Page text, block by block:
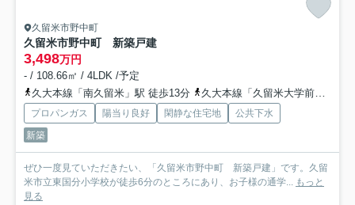
久留米市野中町
久留米市野中町 新築戸建
3,498万円
- / 108.66㎡ / 4LDK /予定
久大本線「南久留米」駅 徒歩13分
久大本線「久留米大学前」駅 徒歩26分
プロパンガス 陽当り良好 閑静な住宅地
公共下水
新築
ぜひ一度見ていただきたい、「久留米市野中町 新築戸建」です。久留
米市立東国分小学校が徒歩6分のところにあり、お子様の通学... もっと
見る